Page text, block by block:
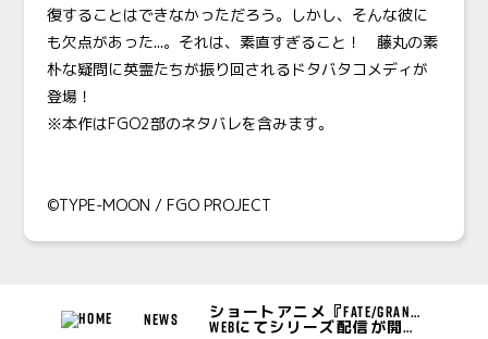
復することはできなかっただろう。しかし、そんな彼に
も欠点があった...。それは、素直すぎること！ 藤丸の素
朴な疑問に英霊たちが振り回されるドタバタコメディが
登場！
※本作はFGO2部のネタバレを含みます。
©TYPE-MOON / FGO PROJECT
NEWS ショートアニメ『Fate/Grand Order 藤丸立香はわからない』
Webにてシリーズ配信が開始されました！